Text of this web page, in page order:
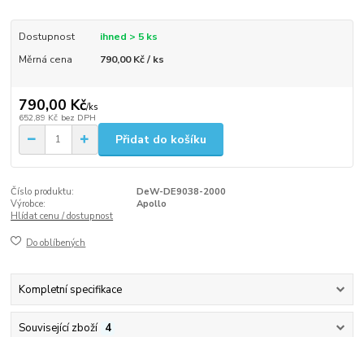
Dostupnost
ihned > 5 ks
Měrná cena
790,00 Kč / ks
790,00 Kč/ks
652,89 Kč bez DPH
Přidat do košíku
Číslo produktu:
DeW-DE9038-2000
Výrobce:
Apollo
Hlídat cenu / dostupnost
Do oblíbených
Kompletní specifikace
Související zboží 4